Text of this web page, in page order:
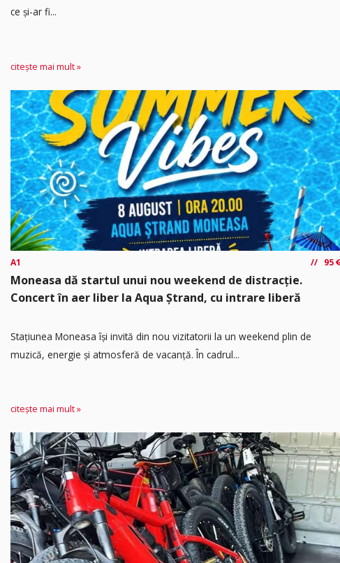
ce și-ar fi...
citește mai mult »
A1 95
Moneasa dă startul unui nou weekend de distracție.
Concert în aer liber la Aqua Ștrand, cu intrare liberă
Stațiunea Moneasa își invită din nou vizitatorii la un weekend plin de
muzică, energie și atmosferă de vacanță. În cadrul...
citește mai mult »